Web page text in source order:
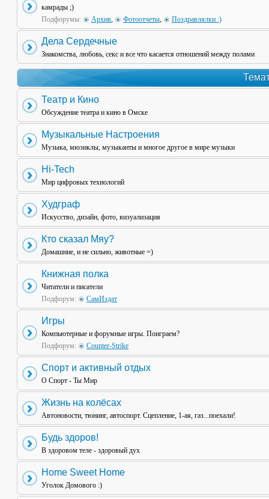
камрады ;)
Подфорумы:
Архив, Фотоотчеты, Поздравлялки :)
Дела Сердечные
Знакомства, любовь, секс и все что касается отношений между полами
Театр и Кино
Обсуждение театра и кино в Омске
Музыкальные Настроения
Музыка, мюзиклы, музыканты и многое другое в мире музыки
Hi-Tech
Мир цифровых технологий
Худграф
Искусство, дизайн, фото, визуализация
Кто сказал Мяу?
Домашние, и не сильно, животные =)
Книжная полка
Читатели и писатели
Подфорум:
СамИздат
Игры
Компьютерные и форумные игры. Поиграем?
Подфорум:
Counter-Strike
Спорт и активный отдых
О Спорт - Ты Мир
Жизнь на колёсах
Автоновости, тюнинг, автоспорт. Сцепление, 1-ая, газ...поехали!
Будь здоров!
В здоровом теле - здоровый дух
Home Sweet Home
Уголок Домового :)